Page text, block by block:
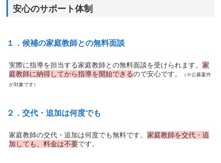
安心のサポート体制
１．候補の家庭教師との無料面談
実際に指導を担当する家庭教師との無料面談を受けられます。家
庭教師に納得してから指導を開始できるので安心です。
（※公募案件
が対象です）
２．交代・追加は何度でも
家庭教師の交代・追加は何度でも無料です。家庭教師を交代・追
加しても、料金は不要です。